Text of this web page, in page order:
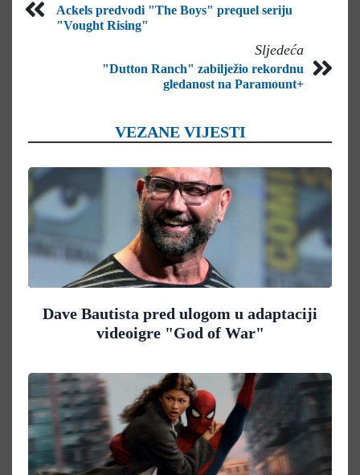
Ackels predvodi "The Boys" prequel seriju
"Vought Rising"
Sljedeća
"Dutton Ranch" zabilježio rekordnu
gledanost na Paramount+
VEZANE VIJESTI
Dave Bautista pred ulogom u adaptaciji
videoigre "God of War"